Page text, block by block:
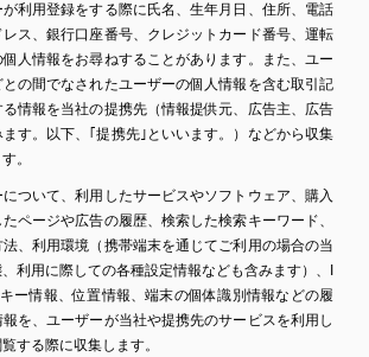
利用登録をする際に氏名、生年月日、住所、電話
ス、銀行口座番号、クレジットカード番号、運転
人情報をお尋ねすることがあります。また、ユー
の間でなされたユーザーの個人情報を含む取引記
情報を当社の提携先（情報提供元、広告主、広告
す。以下、｢提携先｣といいます。）などから収集
。
ついて、利用したサービスやソフトウェア、購入
ページや広告の履歴、検索した検索キーワード、
、利用環境（携帯端末を通じてご利用の場合の当
利用に際しての各種設定情報なども含みます）、I
ー情報、位置情報、端末の個体識別情報などの履
を、ユーザーが当社や提携先のサービスを利用し
する際に収集します。